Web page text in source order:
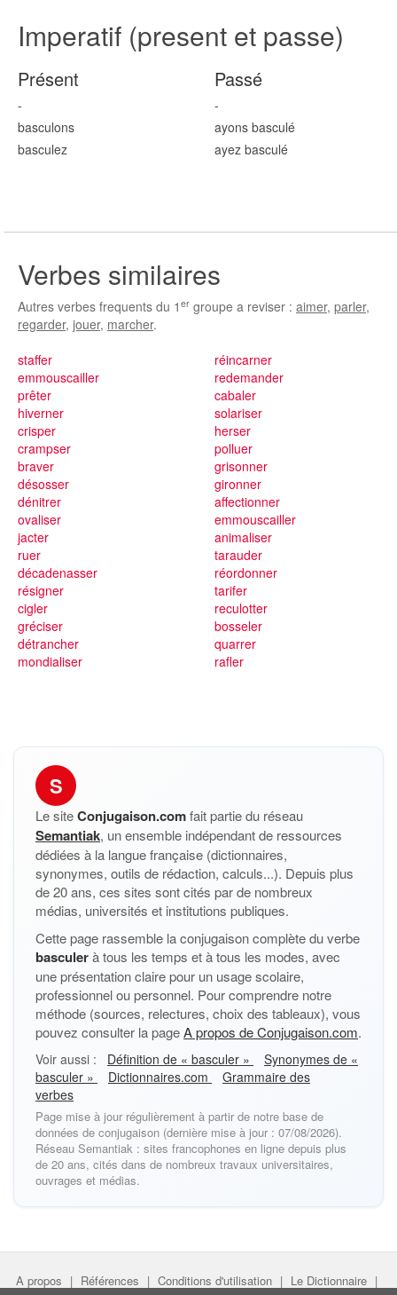
Imperatif (present et passe)
Présent
-
basculons
basculez
Passé
-
ayons basculé
ayez basculé
Verbes similaires
Autres verbes frequents du 1 er groupe a reviser : aimer, parler,
regarder, jouer, marcher.
staffer
emmouscailler
prêter
hiverner
crisper
crampser
braver
désosser
dénitrer
réincarner
redemander
cabaler
solariser
herser
polluer
grisonner
gironner
affectionner
ovaliser
jacter
ruer
décadenasser
résigner
cigler
gréciser
détrancher
mondialiser
emmouscailler
animaliser
tarauder
réordonner
tarifer
reculotter
bosseler
quarrer
rafler
S
Le siteConjugaison.comfait partie du réseau
Semantiak, un ensemble indépendant de ressources
dédiées à la langue française (dictionnaires,
synonymes, outils de rédaction, calculs...). Depuis plus
de 20 ans, ces sites sont cités par de nombreux
médias, universités et institutions publiques.
Cette page rassemble la conjugaison complète du verbe
basculerà tous les temps et à tous les modes, avec
une présentation claire pour un usage scolaire,
professionnel ou personnel. Pour comprendre notre
méthode (sources, relectures, choix des tableaux), vous
pouvez consulter la pageA propos de Conjugaison.com.
Voir aussi : Définition de « basculer »
Synonymes de «
basculer »
Dictionnaires.com
Grammaire des
verbes
Page mise à jour régulièrement à partir de notre base de
données de conjugaison (dernière mise à jour : 07/08/2026).
Réseau Semantiak : sites francophones en ligne depuis plus
de 20 ans, cités dans de nombreux travaux universitaires,
ouvrages et médias.
A propos | Références | Conditions d'utilisation | Le Dictionnaire |